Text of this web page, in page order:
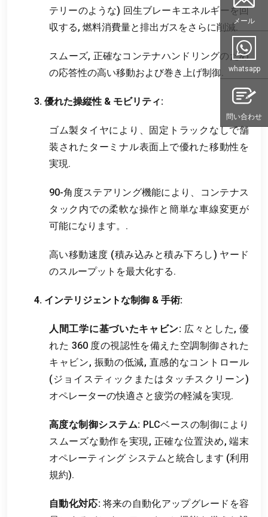
テリーのような) 回生ブレーキエネルギーを回
収する, 燃料消費量と排出ガスをさらに削減.
スムーズ, 正確なコンテナハンドリングのため
の応答性の高い移動および巻き上げ制御.
3. 優れた操縦性 & モビリティ:
ゴム製タイヤにより、固定トラックなしで舗
装されたターミナル表面上で優れた移動性を
実現.
90-角度ステアリング機能により、コンテナス
タック内での柔軟な操作と簡単な車線変更が
可能になります。.
高い移動速度 (積み込みと積み下ろし) ヤード
のスループットを最大化する.
4. インテリジェントな制御 & 手術:
人間工学に基づいたキャビン: 広々とした, 優
れた 360 度の視認性を備えた空調制御された
キャビン, 振動の低減, 直感的なコントロール
(ジョイスティックまたはタッチスクリーン)
オペレーターの快適さと疲労の軽減を実現.
高度な制御システム: PLCベースの制御により
スムーズな動作を実現, 正確な位置決め, 端末
オペレーティング システムと統合します (利用
規約).
自動化対応:将来の自動化アップグレードを容
メール
whatsapp
問い合わせ